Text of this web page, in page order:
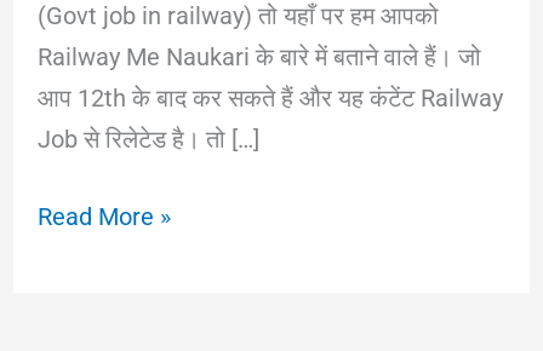
(Govt job in railway) तो यहाँ पर हम आपको
Railway Me Naukari के बारे में बताने वाले हैं। जो
आप 12th के बाद कर सकते हैं और यह कंटेंट Railway
Job से रिलेटेड है। तो […]
12th
Read More »